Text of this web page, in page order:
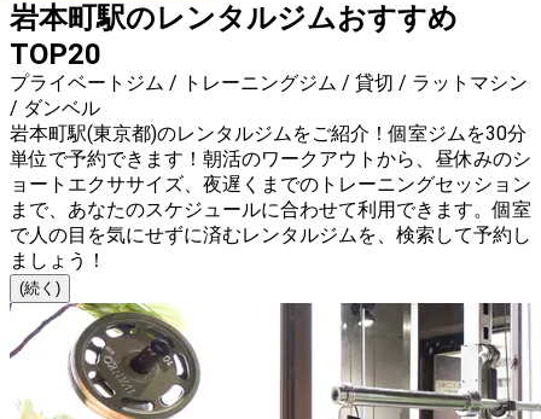
岩本町駅のレンタルジムおすすめ
TOP20
プライベートジム / トレーニングジム / 貸切 / ラットマシン
/ ダンベル
岩本町駅(東京都)のレンタルジムをご紹介！個室ジムを30分
単位で予約できます！朝活のワークアウトから、昼休みのシ
ョートエクササイズ、夜遅くまでのトレーニングセッション
まで、あなたのスケジュールに合わせて利用できます。個室
で人の目を気にせずに済むレンタルジムを、検索して予約し
ましょう！
(続く)